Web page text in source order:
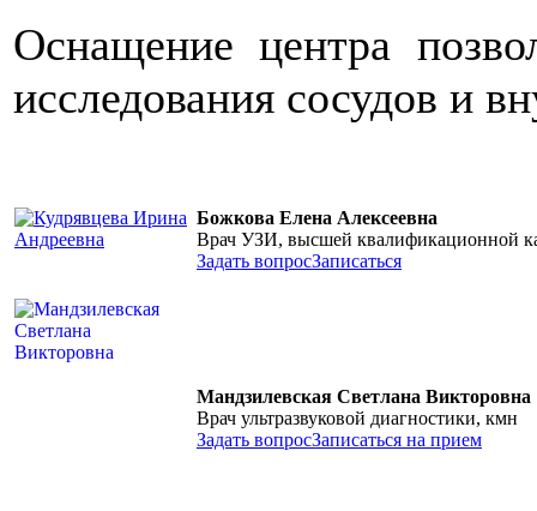
Оснащение центра
исследования сосудов и
Божкова Елена Алексеевна
Врач УЗИ, высшей квалификационной
Задать вопросЗаписаться
Мандзилевская Светлана Викторовна
Врач ультразвуковой диагностики, кмн
Задать вопросЗаписаться на прием